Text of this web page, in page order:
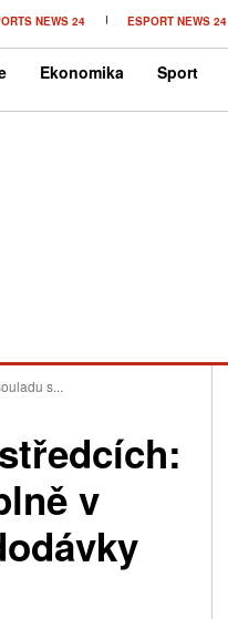
NEWS 24 ESPORT NEWS 24
Ekonomika Sport
s...
v